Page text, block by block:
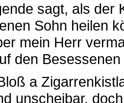
sagt, als der
Sohn heilen
mein Herr
den
a
unscheibar,